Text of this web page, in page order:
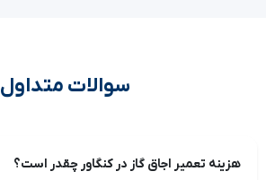
سوالات متداول
هزینه تعمیر اجاق گاز در کنگاور چقدر است؟